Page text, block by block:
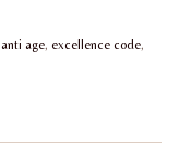
anti age, excellence code,